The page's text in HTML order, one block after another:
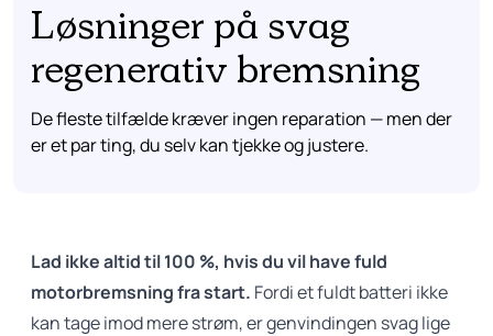
Løsninger på svag
regenerativ bremsning
De fleste tilfælde kræver ingen reparation — men der
er et par ting, du selv kan tjekke og justere.
Lad ikke altid til 100 %, hvis du vil have fuld
motorbremsning fra start. Fordi et fuldt batteri ikke
kan tage imod mere strøm, er genvindingen svag lige